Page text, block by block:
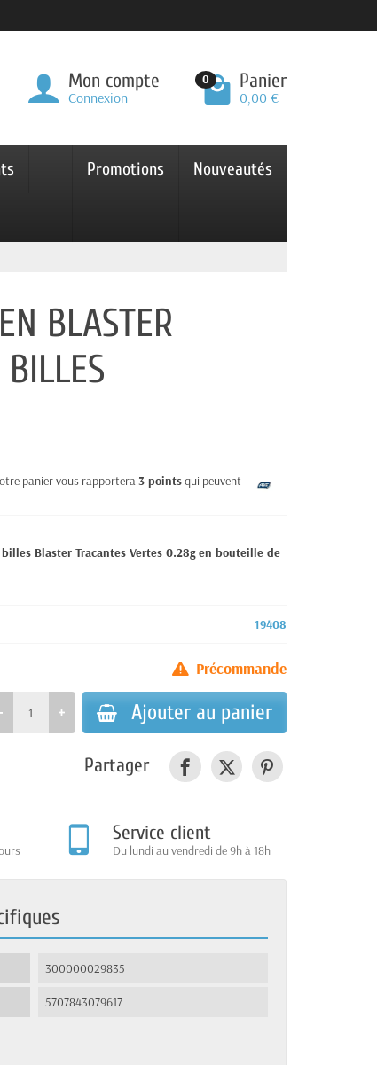
Mon compte
Connexion
0 Panier
0,00 €
Promotions Nouveautés
BLASTER
panier vous rapportera3 pointsqui peuvent être
Blaster Tracantes Vertes 0.28g en bouteille de
19408
Précommande
Ajouter au panier
Partager
Service client
Du lundi au vendredi de 9h à 18h
300000029835
5707843079617